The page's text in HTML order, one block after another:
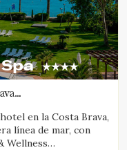
en la Costa Brava,
línea de mar, con
Wellness